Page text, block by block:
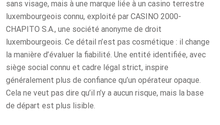
sans visage, mais à une marque liée à un casino terrestre
luxembourgeois connu, exploité par CASINO 2000-
CHAPITO S.A., une société anonyme de droit
luxembourgeois. Ce détail n’est pas cosmétique : il change
la manière d’évaluer la fiabilité. Une entité identifiée, avec
siège social connu et cadre légal strict, inspire
généralement plus de confiance qu’un opérateur opaque.
Cela ne veut pas dire qu’il n’y a aucun risque, mais la base
de départ est plus lisible.